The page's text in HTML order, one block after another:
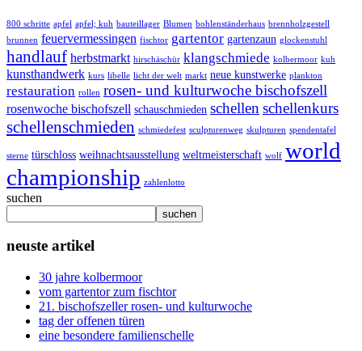
800 schritte apfel apfel; kuh bauteillager Blumen bohlenständerhaus brennholzgestell
brunnen feuervermessingen fischtor gartentor gartenzaun glockenstuhl
handlauf herbstmarkt hirschäschür klangschmiede kolbermoor kuh
kunsthandwerk kurs libelle licht der welt markt neue kunstwerke plankton
restauration rollen rosen- und kulturwoche bischofszell
rosenwoche bischofszell schauschmieden schellen schellenkurs
schellenschmieden schmiedefest sculpturenweg skulpturen spendentafel
sterne türschloss weihnachtsausstellung weltmeisterschaft wolf world
championship zahlenlotto
suchen
suchen
neuste artikel
30 jahre kolbermoor
vom gartentor zum fischtor
21. bischofszeller rosen- und kulturwoche
tag der offenen türen
eine besondere familienschelle